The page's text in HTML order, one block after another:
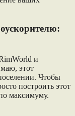
и
этот
Чтобы
построить этот
максимуму.